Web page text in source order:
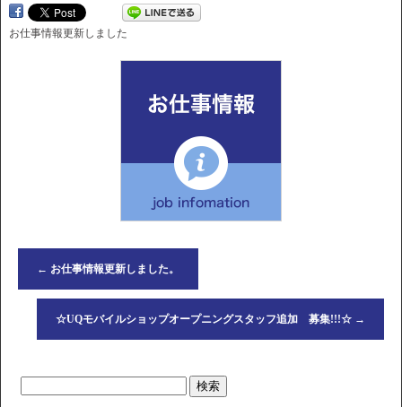
お仕事情報更新しました
← お仕事情報更新しました。
☆UQモバイルショップオープニングスタッフ追加 募集!!!☆ →